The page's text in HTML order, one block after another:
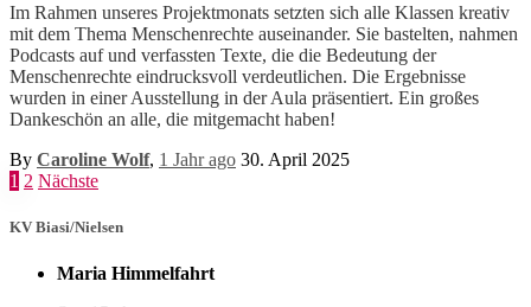
Im Rahmen unseres Projektmonats setzten sich alle Klassen kreativ
mit dem Thema Menschenrechte auseinander. Sie bastelten, nahmen
Podcasts auf und verfassten Texte, die die Bedeutung der
Menschenrechte eindrucksvoll verdeutlichen. Die Ergebnisse
wurden in einer Ausstellung in der Aula präsentiert. Ein großes
Dankeschön an alle, die mitgemacht haben!
By Caroline Wolf, 1 Jahrago 30. April 2025
Seitennummerierung
der
1 2 Nächste
KV Biasi/Nielsen
Maria Himmelfahrt